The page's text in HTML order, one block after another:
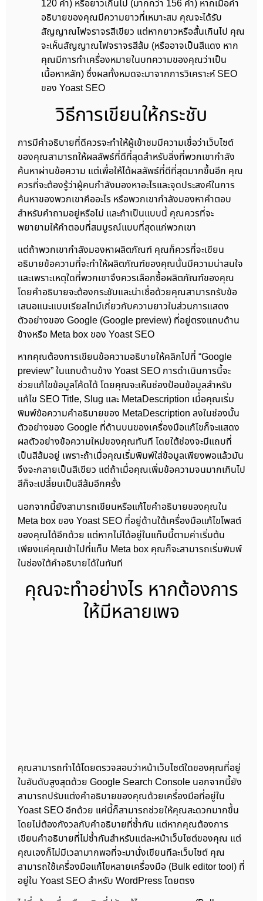
120 คำ) หรือยาวเกินไป (มากกว่า 156 คำ) หากเมื่อคำ
อธิบายของคุณมีความยาวที่เหมาะสม คุณจะได้รับ
สัญญาณไฟจราจรสีเขียว แต่หากยาวหรือสั้นเกินไป คุณ
จะเห็นสัญญาณไฟจราจรสีส้ม (หรืออาจเป็นสีแดง หาก
คุณมีการทำเครื่องหมายในบทความของคุณว่าเป็น
เนื้อหาหลัก) ซึ่งผลทั้งหมดจะมาจากการวิเคราะห์ SEO
ของ Yoast SEO
วิธีการเขียนให้กระชับ
การมีคำอธิบายที่ดีควรจะทำให้ผู้เข้าชมมีความเชื่อว่าเว็บไซต์
ของคุณสามารถให้ผลลัพธ์ที่ดีที่สุดสำหรับสิ่งที่พวกเขากำลัง
ค้นหาผ่านข้อความ แต่เพื่อให้ได้ผลลัพธ์ที่ดีที่สุดมากขึ้นอีก คุณ
ควรที่จะต้องรู้ว่าผู้คนกำลังมองหาอะไรและจุดประสงค์ในการ
ค้นหาของพวกเขาคืออะไร หรือพวกเขากำลังมองหาคำตอบ
สำหรับคำถามอยู่หรือไม่ และถ้าเป็นแบบนี้ คุณควรที่จะ
พยายามให้คำตอบที่สมบูรณ์แบบที่สุดแก่พวกเขา
แต่ถ้าพวกเขากำลังมองหาผลิตภัณฑ์ คุณก็ควรที่จะเขียน
อธิบายข้อความที่จะทำให้ผลิตภัณฑ์ของคุณนั้นมีความน่าสนใจ
และเพราะเหตุใดที่พวกเขาจึงควรเลือกซื้อผลิตภัณฑ์ของคุณ
โดยคำอธิบายจะต้องกระชับและน่าเชื่อด้วยคุณสามารถรับข้อ
เสนอแนะแบบเรียลไทม์เกี่ยวกับความยาวในส่วนการแสดง
ตัวอย่างของ Google (Google preview) ที่อยู่ตรงแถบด้าน
ข้างหรือ Meta box ของ Yoast SEO
หากคุณต้องการเขียนข้อความอธิบายให้คลิกไปที่ “Google
preview” ในแถบด้านข้าง Yoast SEO การดำเนินการนี้จะ
ช่วยแก้ไขข้อมูลโค้ดได้ โดยคุณจะเห็นช่องป้อนข้อมูลสำหรับ
แก้ไข SEO Title, Slug และ MetaDescription เมื่อคุณเริ่ม
พิมพ์ข้อความคำอธิบายของ MetaDescription ลงในช่องนั้น
ตัวอย่างของ Google ที่ด้านบนของเครื่องมือแก้ไขก็จะแสดง
ผลตัวอย่างข้อความใหม่ของคุณทันที โดยใต้ช่องจะมีแถบที่
เป็นสีส้มอยู่ เพราะถ้าเมื่อคุณเริ่มพิมพ์ใส่ข้อมูลเพียงพอแล้วมัน
จึงจะกลายเป็นสีเขียว แต่ถ้าเมื่อคุณเพิ่มข้อความจนมากเกินไป
สีก็จะเปลี่ยนเป็นสีส้มอีกครั้ง
นอกจากนี้ยังสามารถเขียนหรือแก้ไขคำอธิบายของคุณใน
Meta box ของ Yoast SEO ที่อยู่ด้านใต้เครื่องมือแก้ไขโพสต์
ของคุณได้อีกด้วย แต่หากไม่ได้อยู่ในแท็บนี้ตามค่าเริ่มต้น
เพียงแค่คุณเข้าไปที่แท็บ Meta box คุณก็จะสามารถเริ่มพิมพ์
ในช่องใต้คำอธิบายได้ในทันที
คุณจะทำอย่างไร หากต้องการ
ให้มีหลายเพจ
คุณสามารถทำได้โดยตรวจสอบว่าหน้าเว็บไซต์ใดของคุณที่อยู่
ในอันดับสูงสุดด้วย Google Search Console นอกจากนี้ยัง
สามารถปรับแต่งคำอธิบายของคุณด้วยเครื่องมือที่อยู่ใน
Yoast SEO อีกด้วย แค่นี้ก็สามารถช่วยให้คุณสะดวกมากขึ้น
โดยไม่ต้องกังวลกับคำอธิบายที่ซ้ำกัน แต่หากคุณต้องการ
เขียนคำอธิบายที่ไม่ซ้ำกันสำหรับแต่ละหน้าเว็บไซต์ของคุณ แต่
คุณเองก็ไม่มีเวลามากพอที่จะมานั่งเขียนทีละเว็บไซต์ คุณ
สามารถใช้เครื่องมือแก้ไขหลายเครื่องมือ (Bulk editor tool) ที่
อยู่ใน Yoast SEO สำหรับ WordPress โดยตรง